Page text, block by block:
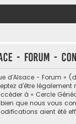
- Forum -
d'Alsace - Forum »
d’être
à « Cercle
que nous vous
aient été